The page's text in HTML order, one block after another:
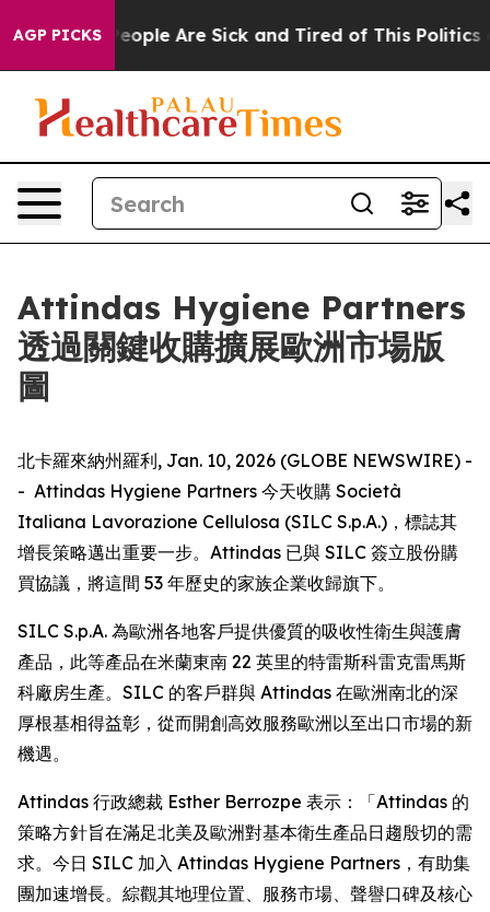
AGP PICKS
Win: “People Are Sick and Tired of This Politics of
Attindas Hygiene Partners
透過關鍵收購擴展歐洲市場版
圖
北卡羅來納州羅利, Jan. 10, 2026 (GLOBE NEWSWIRE) -
- Attindas Hygiene Partners 今天收購 Società
Italiana Lavorazione Cellulosa (SILC S.p.A.)，標誌其
增長策略邁出重要一步。Attindas 已與 SILC 簽立股份購
買協議，將這間 53 年歷史的家族企業收歸旗下。
SILC S.p.A. 為歐洲各地客戶提供優質的吸收性衛生與護膚
產品，此等產品在米蘭東南 22 英里的特雷斯科雷克雷馬斯
科廠房生產。SILC 的客戶群與 Attindas 在歐洲南北的深
厚根基相得益彰，從而開創高效服務歐洲以至出口市場的新
機遇。
Attindas 行政總裁 Esther Berrozpe 表示：「Attindas 的
策略方針旨在滿足北美及歐洲對基本衛生產品日趨殷切的需
求。今日 SILC 加入 Attindas Hygiene Partners，有助集
團加速增長。綜觀其地理位置、服務市場、聲譽口碑及核心